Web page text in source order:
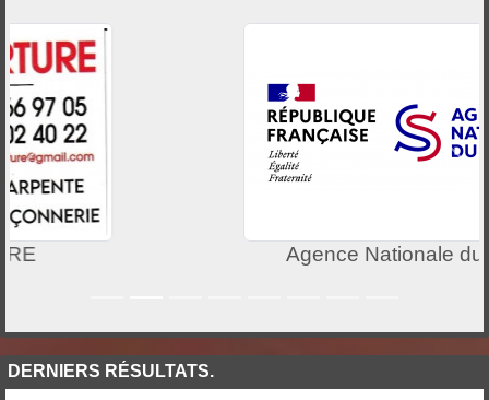
Agence Nationale du Sport
Précedent
DERNIERS RÉSULTATS.